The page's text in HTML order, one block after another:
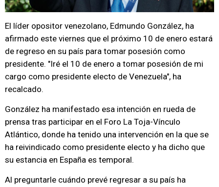
El líder opositor venezolano, Edmundo González, ha
afirmado este viernes que el próximo 10 de enero estará
de regreso en su país para tomar posesión como
presidente. "Iré el 10 de enero a tomar posesión de mi
cargo como presidente electo de Venezuela", ha
recalcado.
González ha manifestado esa intención en rueda de
prensa tras participar en el Foro La Toja-Vínculo
Atlántico, donde ha tenido una intervención en la que se
ha reivindicado como presidente electo y ha dicho que
su estancia en España es temporal.
Al preguntarle cuándo prevé regresar a su país ha